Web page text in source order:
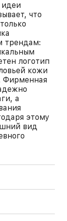
что
трендам:
логотип
кожи
Фирменная
а
этому
вид